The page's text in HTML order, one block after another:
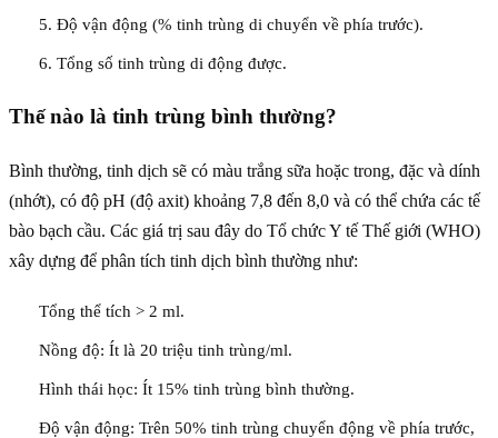
5. Độ vận động (% tinh trùng di chuyển về phía trước).
6. Tổng số tinh trùng di động được.
Thế nào là tinh trùng bình thường?
Bình thường, tinh dịch sẽ có màu trắng sữa hoặc trong, đặc và dính
(nhớt), có độ pH (độ axit) khoảng 7,8 đến 8,0 và có thể chứa các tế
bào bạch cầu. Các giá trị sau đây do Tổ chức Y tế Thế giới (WHO)
xây dựng để phân tích tinh dịch bình thường như:
Tổng thể tích > 2 ml.
Nồng độ: Ít là 20 triệu tinh trùng/ml.
Hình thái học: Ít 15% tinh trùng bình thường.
Độ vận động: Trên 50% tinh trùng chuyển động về phía trước,